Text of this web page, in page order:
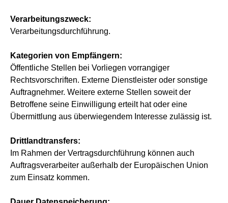
Verarbeitungszweck:
Verarbeitungsdurchführung.
Kategorien von Empfängern:
Öffentliche Stellen bei Vorliegen vorrangiger
Rechtsvorschriften. Externe Dienstleister oder sonstige
Auftragnehmer. Weitere externe Stellen soweit der
Betroffene seine Einwilligung erteilt hat oder eine
Übermittlung aus überwiegendem Interesse zulässig ist.
Drittlandtransfers:
Im Rahmen der Vertragsdurchführung können auch
Auftragsverarbeiter außerhalb der Europäischen Union
zum Einsatz kommen.